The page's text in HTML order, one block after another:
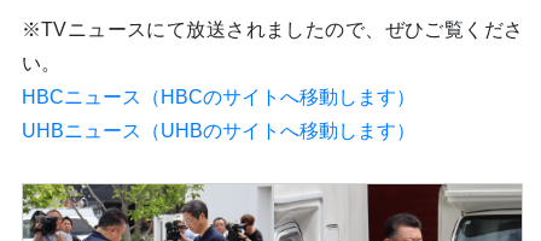
※TVニュースにて放送されましたので、ぜひご覧くださ
い。
HBCニュース（HBCのサイトへ移動します）
UHBニュース（UHBのサイトへ移動します）